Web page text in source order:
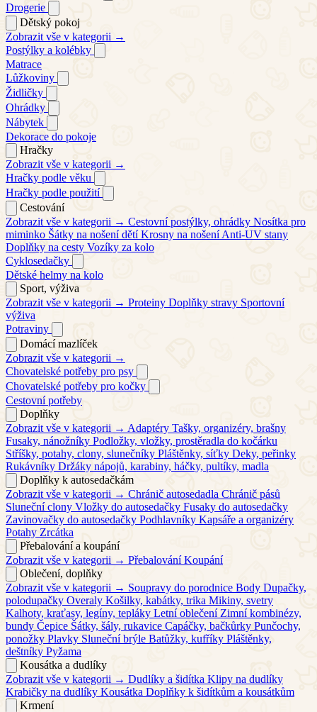
Drogerie
Dětský pokoj
Zobrazit vše v kategorii →
Postýlky a kolébky
Matrace
Lůžkoviny
Židličky
Ohrádky
Nábytek
Dekorace do pokoje
Hračky
Zobrazit vše v kategorii →
Hračky podle věku
Hračky podle použití
Cestování
Zobrazit vše v kategorii → Cestovní postýlky, ohrádky Nosítka pro
miminko Šátky na nošení dětí Krosny na nošení Anti-UV stany
Doplňky na cesty Vozíky za kolo
Cyklosedačky
Dětské helmy na kolo
Sport, výživa
Zobrazit vše v kategorii → Proteiny Doplňky stravy Sportovní
výživa
Potraviny
Domácí mazlíček
Zobrazit vše v kategorii →
Chovatelské potřeby pro psy
Chovatelské potřeby pro kočky
Cestovní potřeby
Doplňky
Zobrazit vše v kategorii → Adaptéry Tašky, organizéry, brašny
Fusaky, nánožníky Podložky, vložky, prostěradla do kočárku
Stříšky, potahy, clony, slunečníky Pláštěnky, síťky Deky, peřinky
Rukávníky Držáky nápojů, karabiny, háčky, pultíky, madla
Doplňky k autosedačkám
Zobrazit vše v kategorii → Chránič autosedadla Chránič pásů
Sluneční clony Vložky do autosedačky Fusaky do autosedačky
Zavinovačky do autosedačky Podhlavníky Kapsáře a organizéry
Potahy Zrcátka
Přebalování a koupání
Zobrazit vše v kategorii → Přebalování Koupání
Oblečení, doplňky
Zobrazit vše v kategorii → Soupravy do porodnice Body Dupačky,
polodupačky Overaly Košilky, kabátky, trika Mikiny, svetry
Kalhoty, kraťasy, legíny, tepláky Letní oblečení Zimní kombinézy,
bundy Čepice Šátky, šály, rukavice Capáčky, bačkůrky Punčochy,
ponožky Plavky Sluneční brýle Batůžky, kufříky Pláštěnky,
deštníky Pyžama
Kousátka a dudlíky
Zobrazit vše v kategorii → Dudlíky a šidítka Klipy na dudlíky
Krabičky na dudlíky Kousátka Doplňky k šidítkům a kousátkům
Krmení